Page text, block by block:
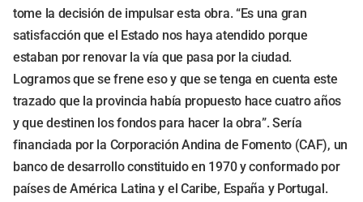
tome la decisión de impulsar esta obra. “Es una gran
satisfacción que el Estado nos haya atendido porque
estaban por renovar la vía que pasa por la ciudad.
Logramos que se frene eso y que se tenga en cuenta este
trazado que la provincia había propuesto hace cuatro años
y que destinen los fondos para hacer la obra”. Sería
financiada por la Corporación Andina de Fomento (CAF), un
banco de desarrollo constituido en 1970 y conformado por
países de América Latina y el Caribe, España y Portugal.